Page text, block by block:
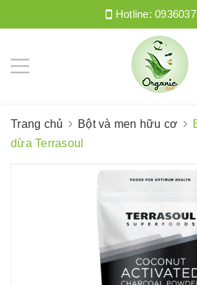
Hotline:
Trang chủ Bột và men hữu cơ
dừa Terrasoul